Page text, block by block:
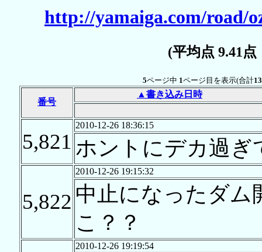
http://yamaiga.com/road/
(平均点 9.41
5ページ中 1ページ目を表示(合計
番号
▲書き込み日時
5,821
2010-12-26 18:36:15
ホントにデカ過ぎ
5,822
2010-12-26 19:15:32
中止になったダム
こ？？
2010-12-26 19:19:54